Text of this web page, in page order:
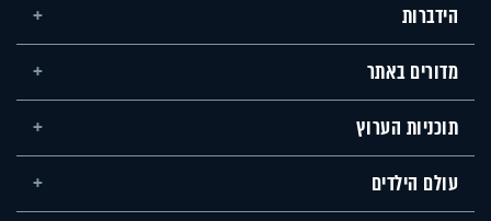
הידברות
מדורים באתר
תוכניות הערוץ
עולם הילדים